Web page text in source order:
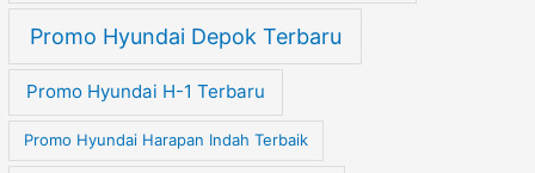
Promo Hyundai Depok Terbaru
Promo Hyundai H-1 Terbaru
Promo Hyundai Harapan Indah Terbaik